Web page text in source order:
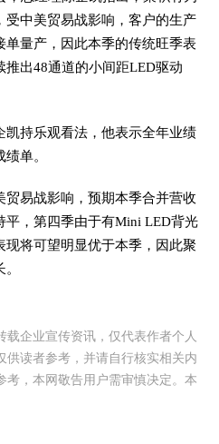
中美贸易战影响，客户的生产
量产，因此本季的传统旺季表
出48通道的小间距LED驱动
持乐观看法，他表示全年业绩
单。
易战影响，预期本季合并营收
平，第四季由于有Mini LED背光
将可望明显优于本季，因此聚
载企业宣传资讯，仅代表作者个人
供读者参考，并请自行核实相关内
考，本网敬告用户需审慎决定。本